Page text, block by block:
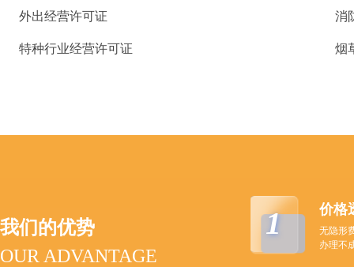
外出经营许可证 消
特种行业经营许可证 烟
我们的优势
OUR ADVANTAGE
1 价格
无隐形
办理不